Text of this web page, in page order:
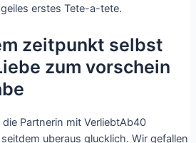
erstes Tete-a-tete.
zeitpunkt selbst
zum vorschein
Partnerin mit VerliebtAb40
uberaus glucklich. Wir gefallen